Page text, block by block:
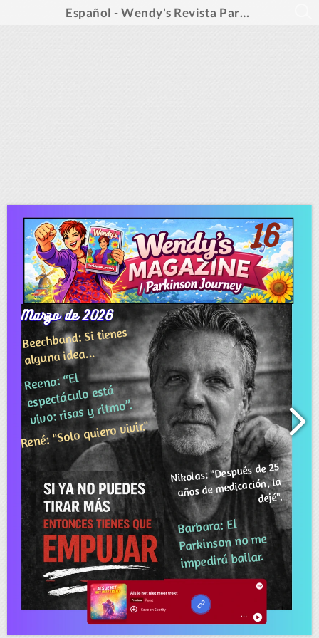
Español - Wendy's Revista Parkinson Journey - no. 16 - marzo 2026